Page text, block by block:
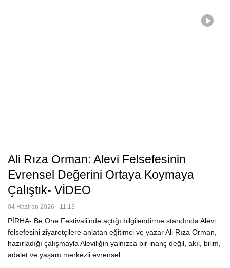
Ali Rıza Orman: Alevi Felsefesinin
Evrensel Değerini Ortaya Koymaya
Çalıştık- VİDEO
04 Haziran 2026 - 11:13
PİRHA- Be One Festivali’nde açtığı bilgilendirme standında Alevi
felsefesini ziyaretçilere anlatan eğitimci ve yazar Ali Rıza Orman,
hazırladığı çalışmayla Aleviliğin yalnızca bir inanç değil, akıl, bilim,
adalet ve yaşam merkezli evrensel…